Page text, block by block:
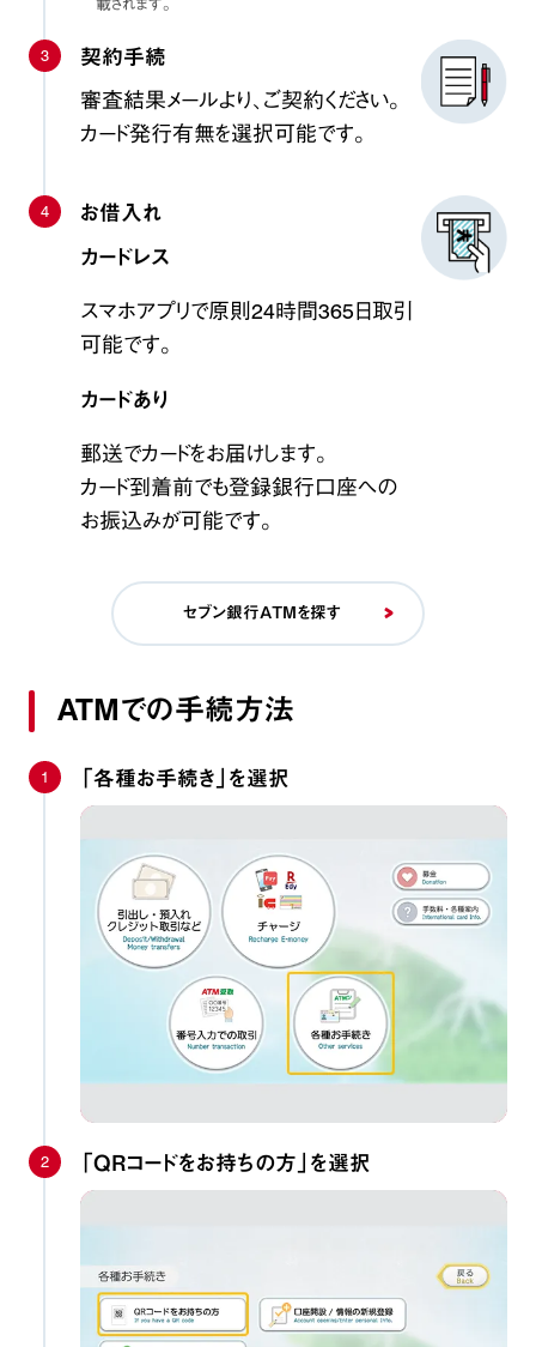
3 契約手続
審査結果メールより、ご契約ください。
カード発行有無を選択可能です。
4 お借入れ
カードレス
スマホアプリで原則24時間365日取引
可能です。
カードあり
郵送でカードをお届けします。
カード到着前でも登録銀行口座への
お振込みが可能です。
セブン銀行ATMを探す
ATMでの手続方法
1 「各種お手続き」を選択
2 「QRコードをお持ちの方」を選択